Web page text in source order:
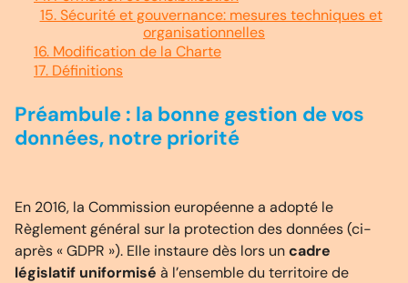
15. Sécurité et gouvernance: mesures techniques et
organisationnelles
16. Modification de la Charte
17. Définitions
Préambule : la bonne gestion de vos
données, notre priorité
En 2016, la Commission européenne a adopté le
Règlement général sur la protection des données (ci-
après « GDPR »). Elle instaure dès lors uncadre
législatif uniformisé à l’ensemble du territoire de